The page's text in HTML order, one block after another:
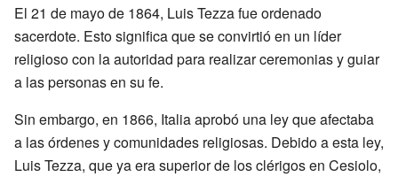
El 21 de mayo de 1864, Luis Tezza fue ordenado
sacerdote. Esto significa que se convirtió en un líder
religioso con la autoridad para realizar ceremonias y guiar
a las personas en su fe.
Sin embargo, en 1866, Italia aprobó una ley que afectaba
a las órdenes y comunidades religiosas. Debido a esta ley,
Luis Tezza, que ya era superior de los clérigos en Cesiolo,